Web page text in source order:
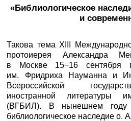
«Библиологическое
и
Такова тема XIII
протоиерея Александра
в Москве 15−16 сентября
им. Фридриха Науманна и
Всероссийской
иностранной литературы
(ВГБИЛ). В нынешнем году
библиологическое наследие о.